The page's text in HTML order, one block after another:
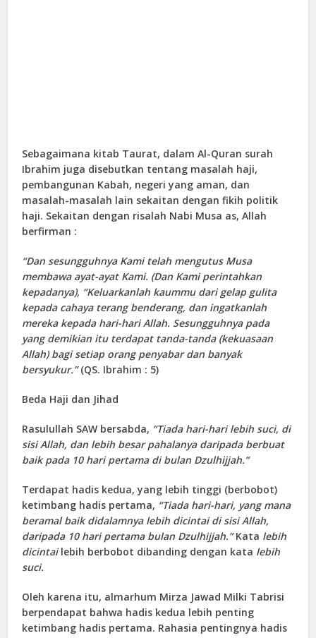
Sebagaimana kitab Taurat, dalam Al-Quran surah
Ibrahim juga disebutkan tentang masalah haji,
pembangunan Kabah, negeri yang aman, dan
masalah-masalah lain sekaitan dengan fikih politik
haji. Sekaitan dengan risalah Nabi Musa as, Allah
berfirman :
“Dan sesungguhnya Kami telah mengutus Musa
membawa ayat-ayat Kami. (Dan Kami perintahkan
kepadanya), “Keluarkanlah kaummu dari gelap gulita
kepada cahaya terang benderang, dan ingatkanlah
mereka kepada hari-hari Allah. Sesungguhnya pada
yang demikian itu terdapat tanda-tanda (kekuasaan
Allah) bagi setiap orang penyabar dan banyak
bersyukur.”(QS. Ibrahim : 5)
Beda Haji dan Jihad
Rasulullah SAW bersabda, “Tiada hari-hari lebih suci, di
sisi Allah, dan lebih besar pahalanya daripada berbuat
baik pada 10 hari pertama di bulan Dzulhijjah.”
Terdapat hadis kedua, yang lebih tinggi (berbobot)
ketimbang hadis pertama, “Tiada hari-hari, yang mana
beramal baik didalamnya lebih dicintai di sisi Allah,
daripada 10 hari pertama bulan Dzulhijjah.”Kata lebih
dicintailebih berbobot dibanding dengan kata lebih
suci.
Oleh karena itu, almarhum Mirza Jawad Milki Tabrisi
berpendapat bahwa hadis kedua lebih penting
ketimbang hadis pertama. Rahasia pentingnya hadis